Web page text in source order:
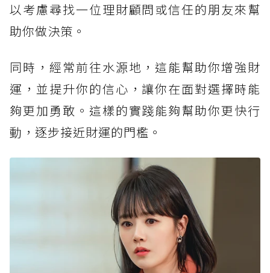
以考慮尋找一位理財顧問或信任的朋友來幫
助你做決策。
同時，經常前往水源地，這能幫助你增強財
運，並提升你的信心，讓你在面對選擇時能
夠更加勇敢。這樣的實踐能夠幫助你更快行
動，逐步接近財運的門檻。